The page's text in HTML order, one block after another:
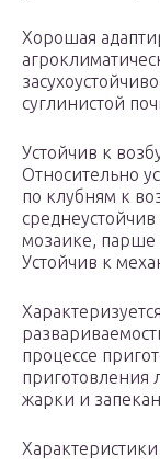
Хорошая
суглинистой
Устойчив к
Относительно
по клубням к
мозаике,
Устойчив к
процессе
жарки и